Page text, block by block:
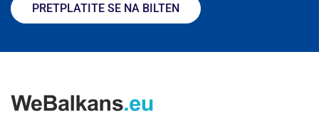
PRETPLATITE SE NA BILTEN